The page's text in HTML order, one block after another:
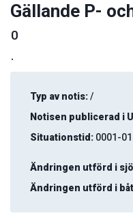
Gällande P-
0
.
Typ av notis:/
Notisen publicerad i
Situationstid: 0001-
Ändringen utförd i
Ändringen utförd i